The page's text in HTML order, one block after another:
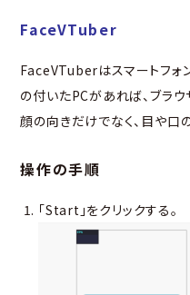
FaceVTuber
FaceVTuberはスマートフォ
の付いたPCがあれば、ブラ
顔の向きだけでなく、目や口
操作の手順
「Start」をクリックする。